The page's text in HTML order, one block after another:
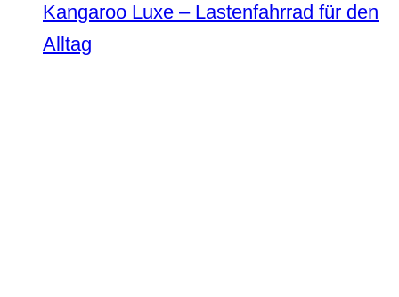
Kangaroo Luxe – Lastenfahrrad für den
Alltag